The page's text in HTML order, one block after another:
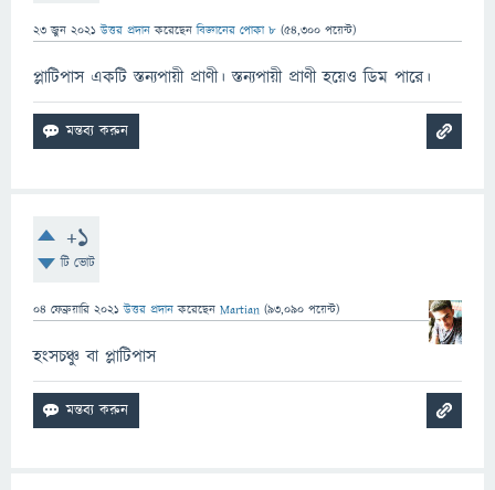
23 জুন 2021 উত্তর প্রদান করেছেনবিজ্ঞানের পোকা ৮ (54,300 পয়েন্ট)
প্লাটিপাস একটি স্তন্যপায়ী প্রাণী। স্তন্যপায়ী প্রাণী হয়েও ডিম পারে।
+1
টি ভোট
04 ফেব্রুয়ারি 2021 উত্তর প্রদান করেছেন Martian (93,090 পয়েন্ট)
হংসচঞ্চু বা প্লাটিপাস